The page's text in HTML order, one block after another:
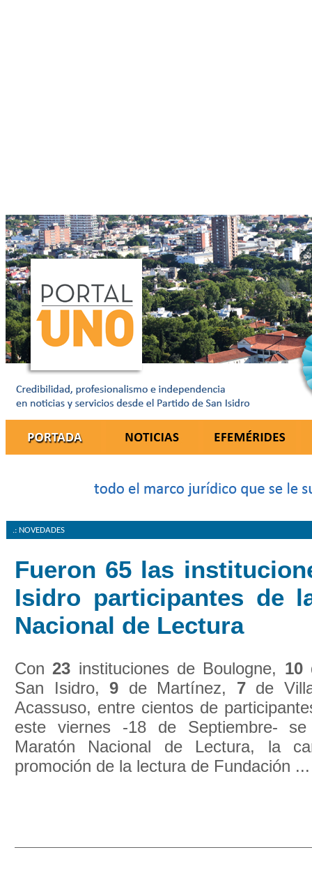
.: NOVEDADES
Fueron 65 las
Isidro participantes de
Nacional de Lectura
Con23 instituciones de Boulogne, 10
San Isidro,9 de Martínez, 7de
Acassuso, entre cientos de
este viernes -18 de Septiembre-
Maratón Nacional de Lectura, la
promoción de la lectura de Fundación ...